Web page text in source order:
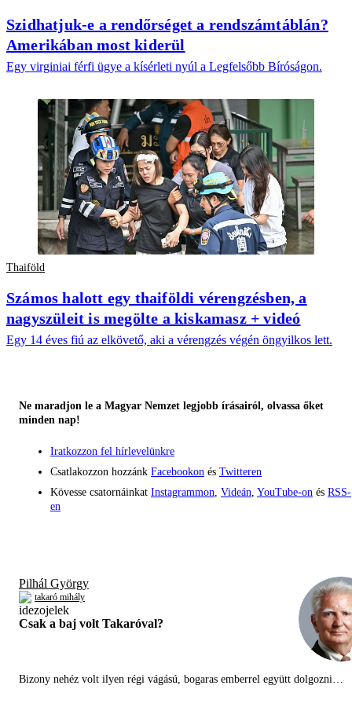
Szidhatjuk-e a rendőrséget a rendszámtáblán?
Amerikában most kiderül
Egy virginiai férfi ügye a kísérleti nyúl a Legfelsőbb Bíróságon.
Thaiföld
Számos halott egy thaiföldi vérengzésben, a
nagyszüleit is megölte a kiskamasz + videó
Egy 14 éves fiú az elkövető, aki a vérengzés végén öngyilkos lett.
Ne maradjon le a Magyar Nemzet legjobb írásairól, olvassa őket
minden nap!
Iratkozzon fel hírlevelünkre
Csatlakozzon hozzánk Facebookon és Twitteren
Kövesse csatornáinkat Instagrammon, Videán, YouTube-on és RSS-
en
Pilhál György
takaró mihály
Csak a baj volt Takaróval?
Bizony nehéz volt ilyen régi vágású, bogaras emberrel együtt dolgozni…